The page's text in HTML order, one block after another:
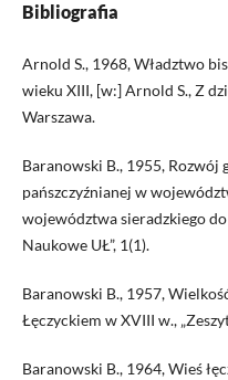
Bibliografia
Arnold S., 1968, Władztwo
wieku XIII, [w:] Arnold S., Z
Warszawa.
Baranowski B., 1955,
pańszczyźnianej w
województwa sieradzkiego
Naukowe UŁ”, 1(1).
Baranowski B., 1957,
Łęczyckiem w XVIII w.,
Baranowski B., 1964, Wieś